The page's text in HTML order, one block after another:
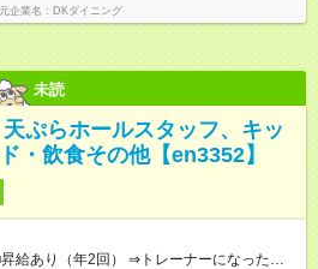
企業名 DKダイニング
未読
ぷらホールスタッフ、キッ
・飲食その他【en3352】